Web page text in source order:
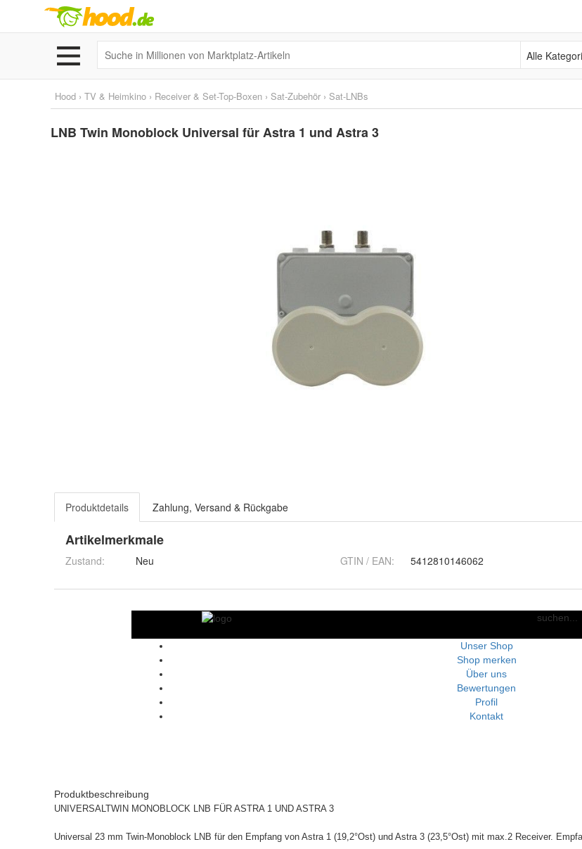
Alle Kategorien
Hood › TV & Heimkino › Receiver & Set-Top-Boxen › Sat-Zubehör › Sat-LNBs
LNB Twin Monoblock Universal für Astra 1 und Astra 3
Produktdetails Zahlung, Versand & Rückgabe
Artikelmerkmale
Zustand: Neu GTIN / EAN: 5412810146062